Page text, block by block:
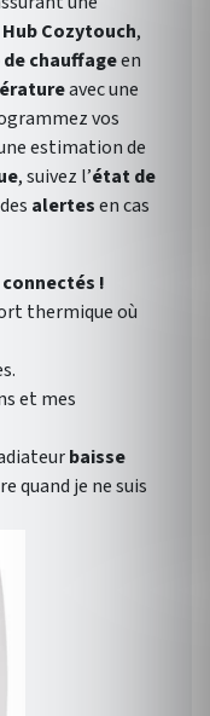
Hub Cozytouch,
chauffageen
avec une
vos
estimation de
, suivez l’état de
alertesen cas
!
thermique où
et mes
baisse
quand je ne suis